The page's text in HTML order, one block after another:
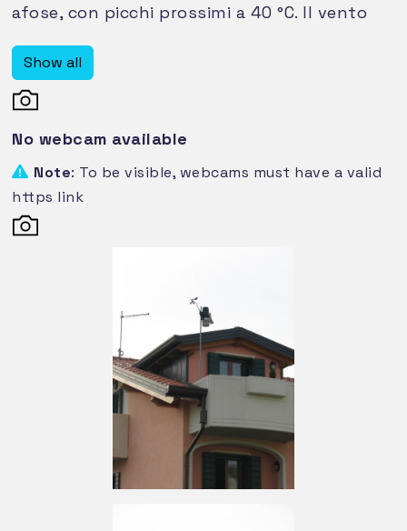
afose, con picchi prossimi a 40 °C. Il vento
episodi invernali di bora si possono
raggiungere i 60 km/h; molto rari sono
invece gli episodi di venti favonici in caduta
dalle Alpi. Il mese piu' piovoso e' giugno, il
piu' secco e' febbraio e annualmente cadono
circa 840 mm di precipitazioni; da aprile ad
ottobre sono frequenti gli eventi
temporaleschi (in media circa 25 temporali
frequenti periodi anche piuttosto lunghi
(oltre un mese) in cui si assiste all'assenza
completa di precipitazioni a causa della
presenza di un regime di alta pressione che
interessa l'Europa centro-meridionale od
occidentale; durante questi periodi sono
molto frequenti le nebbie (in media circa 40
giorni l'anno) che spesso perdurano per
Show all
No webcam available
Note: To be visible, webcams must have a valid
https link